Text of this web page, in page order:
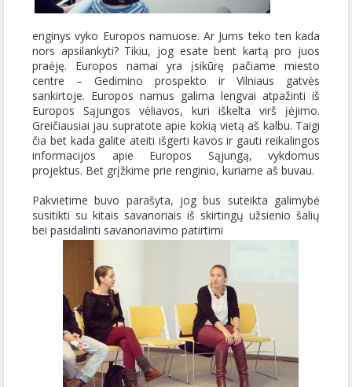
enginys vyko Europos namuose. Ar Jums teko ten kada
nors apsilankyti? Tikiu, jog esate bent kartą pro juos
praėję. Europos namai yra įsikūrę pačiame miesto
centre – Gedimino prospekto ir Vilniaus gatvės
sankirtoje. Europos namus galima lengvai atpažinti iš
Europos Sąjungos vėliavos, kuri iškelta virš įėjimo.
Greičiausiai jau supratote apie kokią vietą aš kalbu. Taigi
čia bet kada galite ateiti išgerti kavos ir gauti reikalingos
informacijos apie Europos Sąjungą, vykdomus
projektus. Bet grįžkime prie renginio, kuriame aš buvau.
Pakvietime buvo parašyta, jog bus suteikta galimybė
susitikti su kitais savanoriais iš skirtingų užsienio šalių
bei pasidalinti savanoriavimo patirtimi